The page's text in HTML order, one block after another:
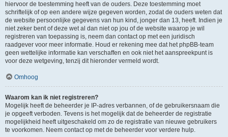
hiervoor de toestemming heeft van de ouders. Deze toestemming moet
schriftelijk of op een andere wijze gegeven worden, zodat de ouders weten dat
de website persoonlijke gegevens van hun kind, jonger dan 13, heeft. Indien je
niet zeker bent of deze wet al dan niet op jou of de website waarop je wil
registreren van toepassing is, neem dan contact op met een juridisch
raadgever voor meer informatie. Houd er rekening mee dat het phpBB-team
geen wettelijke informatie kan verschaffen en ook niet het aanspreekpunt is
voor deze wetgeving, tenzij dit hieronder vermeld wordt.
Omhoog
Waarom kan ik niet registreren?
Mogelijk heeft de beheerder je IP-adres verbannen, of de gebruikersnaam die
je opgeeft verboden. Tevens is het mogelijk dat de beheerder de registratie
mogelijkheid heeft uitgeschakeld om zo de registratie van nieuwe gebruikers
te voorkomen. Neem contact op met de beheerder voor verdere hulp.